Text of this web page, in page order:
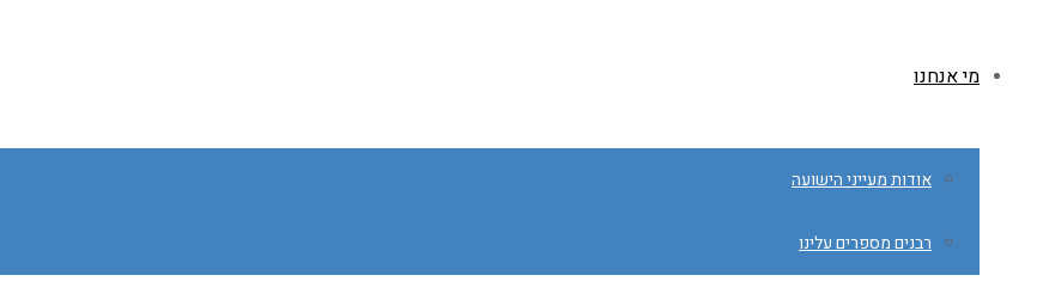
מי אנחנו
אודות מעייני הישועה
רבנים מספרים עלינו